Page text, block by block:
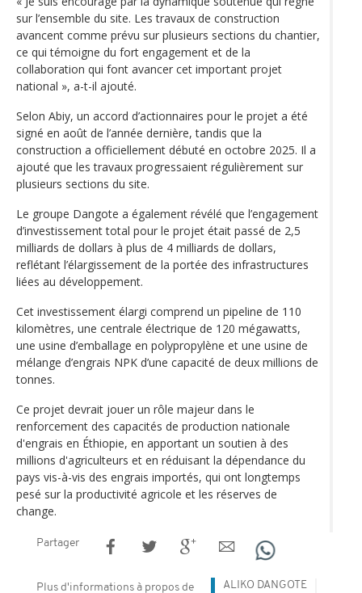
sur l’ensemble du site. Les travaux de construction
avancent comme prévu sur plusieurs sections du chantier,
ce qui témoigne du fort engagement et de la
collaboration qui font avancer cet important projet
national », a-t-il ajouté.
Selon Abiy, un accord d’actionnaires pour le projet a été
signé en août de l’année dernière, tandis que la
construction a officiellement débuté en octobre 2025. Il a
ajouté que les travaux progressaient régulièrement sur
plusieurs sections du site.
Le groupe Dangote a également révélé que l’engagement
d’investissement total pour le projet était passé de 2,5
milliards de dollars à plus de 4 milliards de dollars,
reflétant l’élargissement de la portée des infrastructures
liées au développement.
Cet investissement élargi comprend un pipeline de 110
kilomètres, une centrale électrique de 120 mégawatts,
une usine d’emballage en polypropylène et une usine de
mélange d’engrais NPK d’une capacité de deux millions de
tonnes.
Ce projet devrait jouer un rôle majeur dans le
renforcement des capacités de production nationale
d'engrais en Éthiopie, en apportant un soutien à des
millions d'agriculteurs et en réduisant la dépendance du
pays vis-à-vis des engrais importés, qui ont longtemps
pesé sur la productivité agricole et les réserves de
change.
Partager
Plus d'informations à propos de ALIKO DANGOTE